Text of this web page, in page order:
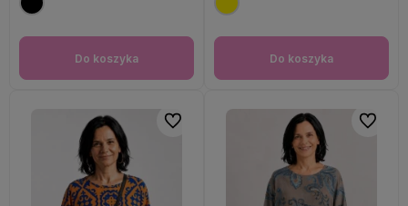
Do koszyka Do koszyka
Do ulubionych Do